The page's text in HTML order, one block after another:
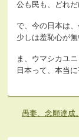
公も民も、どれ
で、今の日本は
少しは羞恥心が
ま、ウマシカユ
日本って、本当
愚妻、念願達成。